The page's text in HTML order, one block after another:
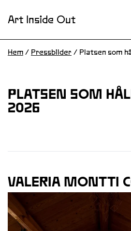
Art Inside Out
Hem / Pressbilder / Platsen som
PLATSEN SOM
2026
VALERIA MONTTI